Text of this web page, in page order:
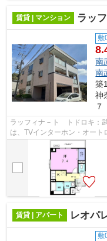
賃貸 | マンション ラッ
敷
南
南
築
神
７
ラッフィナ－ト トドロキ：
は、TVインターホン・オー
ちりです。駅まで徒歩15分で
賃貸 | アパート レオパ
敷